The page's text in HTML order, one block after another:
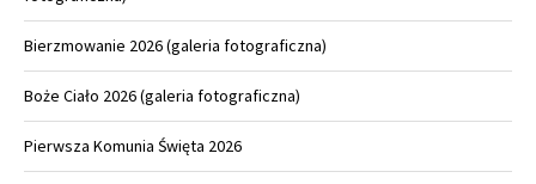
Bierzmowanie 2026 (galeria fotograficzna)
Boże Ciało 2026 (galeria fotograficzna)
Pierwsza Komunia Święta 2026